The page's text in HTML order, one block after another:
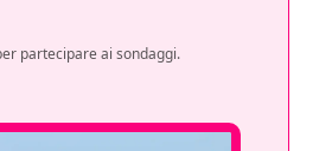
partecipare ai sondaggi.